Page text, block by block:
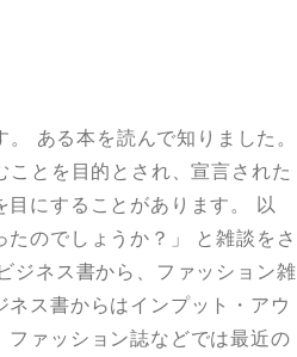
ある本を読んで知りました。
とを目的とされ、宣言された
にすることがあります。 以
のでしょうか？」 と雑談をさ
ジネス書から、ファッション雑
ス書からはインプット・アウ
ファッション誌などでは最近の